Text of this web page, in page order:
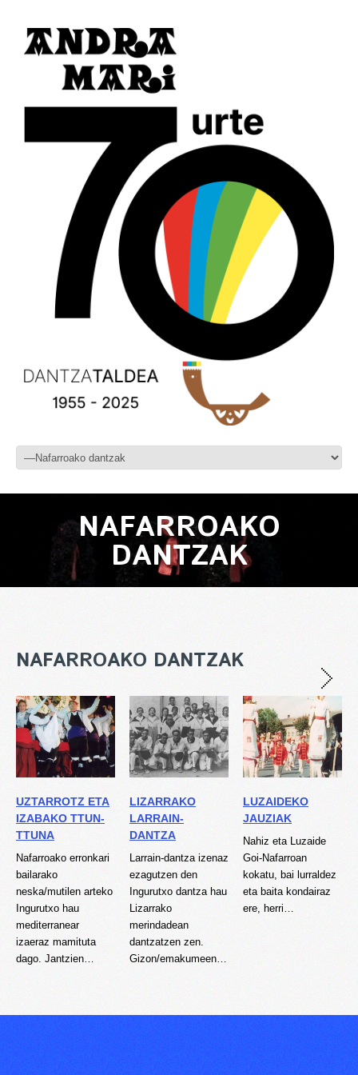
NAFARROAKO
DANTZAK
NAFARROAKO DANTZAK
UZTARROTZ ETA
IZABAKO TTUN-
TTUNA
Nafarroako erronkari
bailarako
neska/mutilen arteko
Ingurutxo hau
mediterranear
izaeraz mamituta
dago. Jantzien…
LIZARRAKO
LARRAIN-
DANTZA
Larrain-dantza izenaz
ezagutzen den
Ingurutxo dantza hau
Lizarrako
merindadean
dantzatzen zen.
Gizon/emakumeen…
LUZAIDEKO
JAUZIAK
Nahiz eta Luzaide
Goi-Nafarroan
kokatu, bai lurraldez
eta baita kondairaz
ere, herri…